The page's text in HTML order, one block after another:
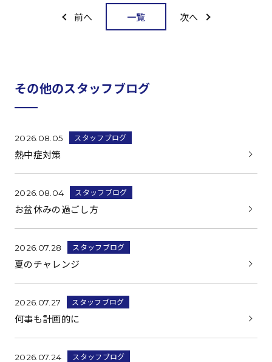
前へ 一覧 次へ
その他のスタッフブログ
2026.08.05 スタッフブログ
熱中症対策
2026.08.04 スタッフブログ
お盆休みの過ごし方
2026.07.28 スタッフブログ
夏のチャレンジ
2026.07.27 スタッフブログ
何事も計画的に
2026.07.24 スタッフブログ